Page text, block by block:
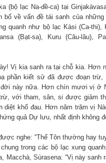
(bộ lạc Na-đề-ca) tại
bố về vấn đề tái sanh của
quanh như bộ lạc Kàsi (Ca-thi),
(Bạt-sa), Kuru (Câu-lâu),
Vị kia sanh ra tại chỗ kia.
phần kiết sử đã được đoạn
đời này nữa. Hơn chín mươi vị ở
với tham, sân, si được giảm
diệt khổ đau. Hơn năm trăm vị
quả Dự lưu, nhất định không
nghe: “Thế Tôn thường hay
trong các bộ lạc xung
Macchà, Sùrasena: “Vị này